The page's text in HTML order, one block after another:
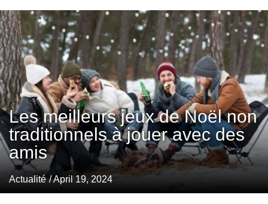
Les meilleurs jeux de Noël non
traditionnels à jouer avec des
amis
Actualité / April 19, 2024